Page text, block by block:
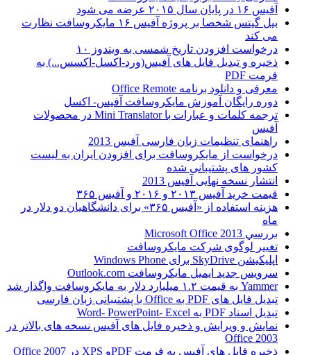
آفیس ۱۶ در پایان سال ۲۰۱۵ عرضه می شود
بیل گیتس شخصا بر پروژه آفیس ۱۶ مایکروسافت نظارت
می کند
درخواست افزودن تاریخ شمسی به ویندوز ۱۰
ذخیره و تبدیل فایل های آفیس(ورد-اکسل-اکسس...) به
فرمت PDF
معرفی و دانلود برنامه Office Remote
دوره رایگان آموزش مایکروسافت آفیس- اکسل
ترجمه کلمات و عبارات با Mini Translator در محصولات
آفیس
راهنمای تنظیمات زبان فارسی آفیس 2013
درخواست از مایکروسافت برای افزودن ایران به لیست
کشور های پشتیبانی شده
انتشار نسخه نهایی آفیس 2013
قیمت خرید آفیس ۲۰۱۳ و ۲۰۱۶ و آفیس ۳۶۵
هزینه استفاده از «آفیس ۳۶۵» برای دانشگاهیان دو دلار در
ماه
بررسي Microsoft Office 2013
تغییر لوگوی شرکت مایکروسافت
اپلیکیشن SkyDrive برای Windows Phone
سرویس جدید ایمیل مایکروسافت Outlook.com
Yammer به قیمت ۱.۲ میلیارد دلار به مایکروسافت واگذار شد
تبدیل فایل های PDF به Office با پشتیبانی زبان فارسی
تبدیل اسناد PDF به Word- PowerPoint- Excel
نمایش و ویرایش و ذخیره فایل های آفیس نسخه های بالاتر در
Office 2003
ذخیره فایل های آفیس به فرمت PDFو XPS در Office 2007